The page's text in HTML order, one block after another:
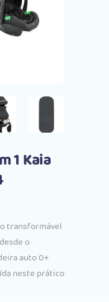
1 Kaia
transformável
o
auto 0+
neste prático